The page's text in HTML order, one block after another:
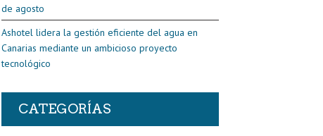
de agosto
Ashotel lidera la gestión eficiente del agua en
Canarias mediante un ambicioso proyecto
tecnológico
CATEGORÍAS